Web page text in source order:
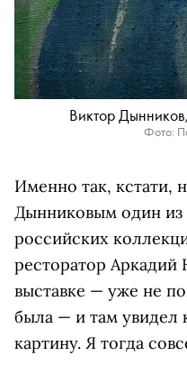
Виктор
Фото:
Именно так, кстати,
Дынниковым один из
российских
ресторатор Аркадий
выставке — уже не
была — и там увидел
картину. Я тогда